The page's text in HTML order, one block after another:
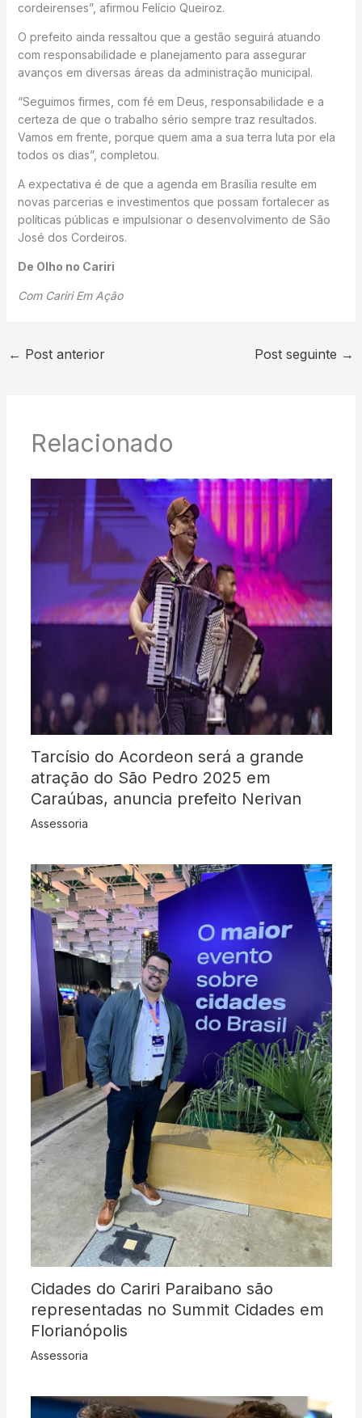
cordeirenses”, afirmou Felício Queiroz.
O prefeito ainda ressaltou que a gestão seguirá atuando
com responsabilidade e planejamento para assegurar
avanços em diversas áreas da administração municipal.
“Seguimos firmes, com fé em Deus, responsabilidade e a
certeza de que o trabalho sério sempre traz resultados.
Vamos em frente, porque quem ama a sua terra luta por ela
todos os dias”, completou.
A expectativa é de que a agenda em Brasília resulte em
novas parcerias e investimentos que possam fortalecer as
políticas públicas e impulsionar o desenvolvimento de São
José dos Cordeiros.
De Olho no Cariri
Com Cariri Em Ação
← Post anterior Post seguinte →
Relacionado
Tarcísio do Acordeon será a grande
atração do São Pedro 2025 em
Caraúbas, anuncia prefeito Nerivan
Assessoria
Cidades do Cariri Paraibano são
representadas no Summit Cidades em
Florianópolis
Assessoria